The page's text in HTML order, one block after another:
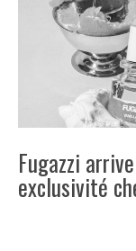
Fugazzi
exclusivité